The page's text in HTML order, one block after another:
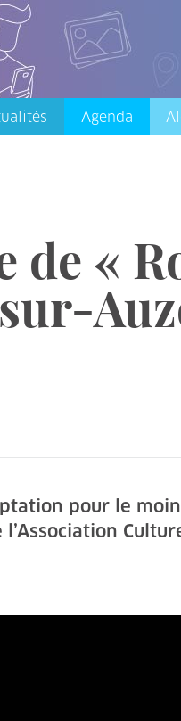
Agenda
de «
pour le